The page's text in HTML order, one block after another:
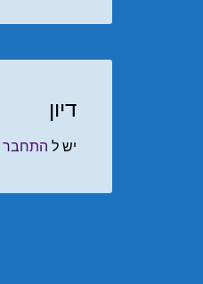
דיון
יש ל התחבר